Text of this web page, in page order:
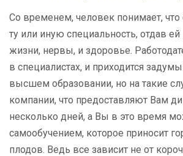
Со временем, человек понимает,
ту или иную специальность, отдав
жизни, нервы, и здоровье.
в специалистах, и приходится
высшем образовании, но на такие
компании, что предоставляют Вам
несколько дней, а Вы в это время
самообучением, которое приносит
плодов. Ведь все зависит не от